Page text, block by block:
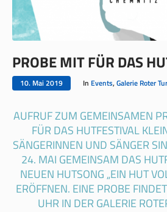
PROBE MIT FÜR DAS
10. Mai 2019 In Events,Galerie Roter
AUFRUF ZUM GEMEINSAMEN
FÜR DAS HUTFESTIVAL
ÄNGERINNEN UND SÄNGER
4. MAI GEMEINSAM DAS
EUEN HUTSONG „EIN HUT
RÖFFNEN. EINE PROBE
HR IN DER GALERIE